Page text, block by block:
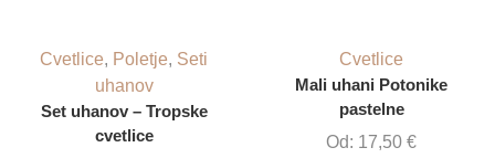
Cvetlice, Poletje, Seti
uhanov
Set uhanov – Tropske
cvetlice
Cvetlice
Mali uhani Potonike
pastelne
Od: 17,50 €